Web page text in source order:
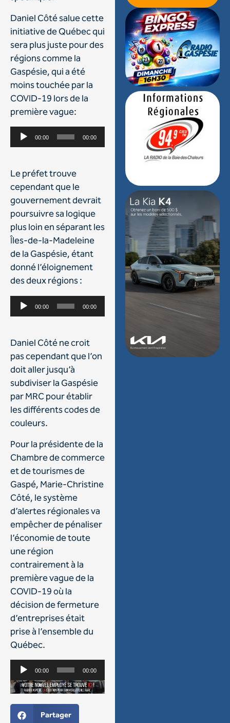
Daniel Côté salue cette
initiative de Québec qui
sera plus juste pour des
régions comme la
Gaspésie, qui a été
moins touchée par la
COVID-19 lors de la
première vague:
Lecteur
audio
00:00 00:00
Le préfet trouve
cependant que le
gouvernement devrait
poursuivre sa logique
plus loin en séparant les
Îles-de-la-Madeleine
de la Gaspésie, étant
donné l’éloignement
des deux régions :
Lecteur
audio
00:00 00:00
Daniel Côté ne croit
pas cependant que l’on
doit aller jusqu’à
subdiviser la Gaspésie
par MRC pour établir
les différents codes de
couleurs.
Pour la présidente de la
Chambre de commerce
et de tourismes de
Gaspé, Marie-Christine
Côté, le système
d’alertes régionales va
empêcher de pénaliser
l’économie de toute
une région
contrairement à la
première vague de la
COVID-19 où la
décision de fermeture
d’entreprises était
prise à l’ensemble du
Québec.
Lecteur
audio
00:00 00:00
Partager